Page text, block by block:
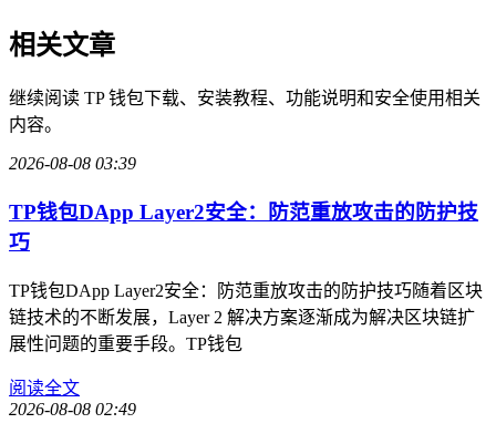
相关文章
继续阅读 TP 钱包下载、安装教程、功能说明和安全使用相关
内容。
2026-08-08 03:39
TP钱包DApp Layer2安全：防范重放攻击的防护技
巧
TP钱包DApp Layer2安全：防范重放攻击的防护技巧随着区块
链技术的不断发展，Layer 2 解决方案逐渐成为解决区块链扩
展性问题的重要手段。TP钱包
阅读全文
2026-08-08 02:49